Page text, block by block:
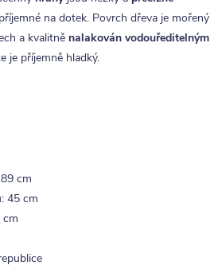
na dotek. Povrch dřeva je mořený
a kvalitně nalakován vodouředitelným
je příjemně hladký.
cm
45 cm
cm